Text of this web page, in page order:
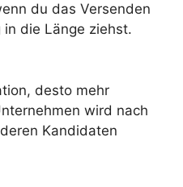
du das Versenden
die Länge ziehst.
desto mehr
wird nach
Kandidaten